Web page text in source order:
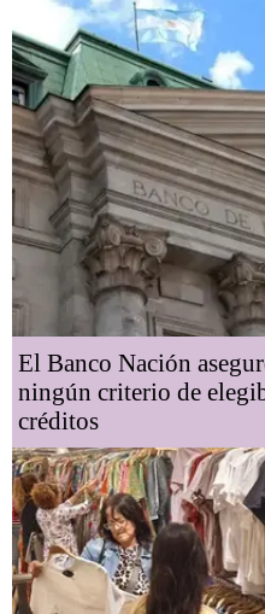
El Banco Nación
ningún criterio de
créditos